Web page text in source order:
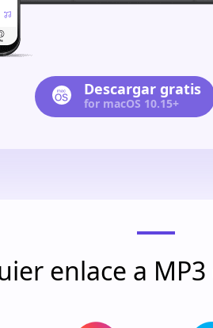
Descargar gratis
for macOS 10.15+
enlace a